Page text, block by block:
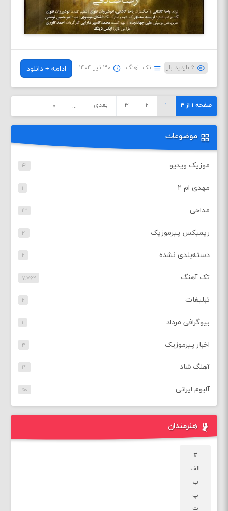
۶ بازدید بار تک آهنگ ۳۰ تیر ۱۴۰۴ ادامه + دانلود
صفحه ۱ از ۴ ۱ ۲ ۳ بعدی ...
«
موضوعات
موزیک ویدیو ۴۱
مهدی ام ۲ ۱
مداحی ۱۳
ریمیکس پیرموزیک ۲۱
دسته‌بندی نشده ۲
تک آهنگ ۷,۷۶۲
تبلیغات ۲
بیوگرافی مرداد ۱
اخبار پیرموزیک ۳
آهنگ شاد ۱۴
آلبوم ایرانی ۵۰
هنرمندان
#
الف
ب
پ
ت